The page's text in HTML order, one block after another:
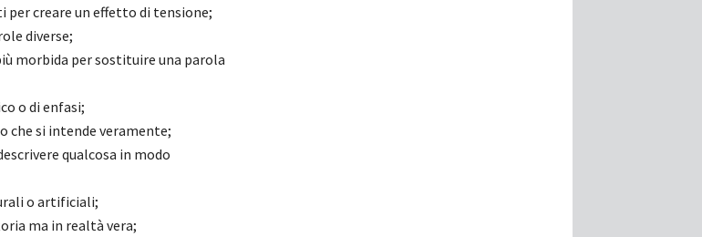
creare un effetto di tensione;
diverse;
morbida per sostituire una parola
o di enfasi;
che si intende veramente;
qualcosa in modo
o artificiali;
ma in realtà vera;